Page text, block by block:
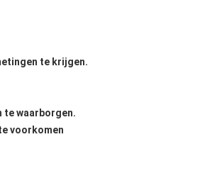
te krijgen.
te waarborgen.
voorkomen